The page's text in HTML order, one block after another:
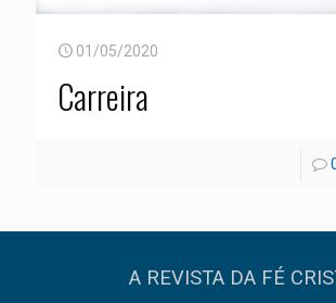
01/05/2020
Carreira
A REVISTA DA FÉ